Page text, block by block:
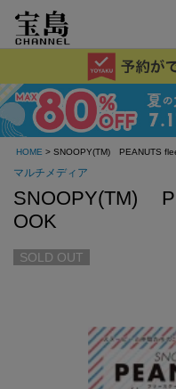
HOME > SNOOPY(TM) PEANUTS
マルチメディア
SNOOPY(TM)
OOK
SOLD OUT